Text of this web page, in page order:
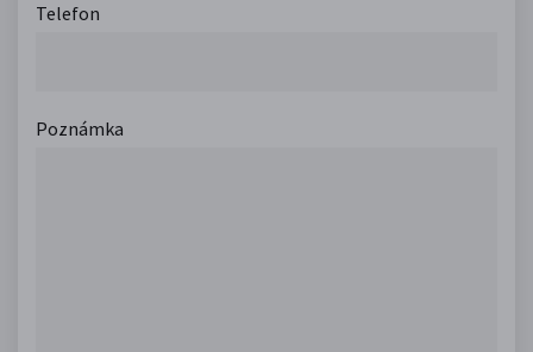
Telefon
Poznámka